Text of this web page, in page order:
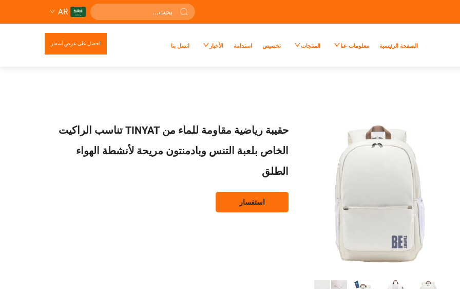
AR
الصفحة الرئيسية معلومات عنا المنتجات تخصيص استدامة الأخبار اتصل بنا احصل على عرض أسعار
حقيبة رياضية مقاومة للماء من TINYAT تناسب الراكيت
الخاص بلعبة التنس وبادمنتون مريحة لأنشطة الهواء
الطلق
استفسار